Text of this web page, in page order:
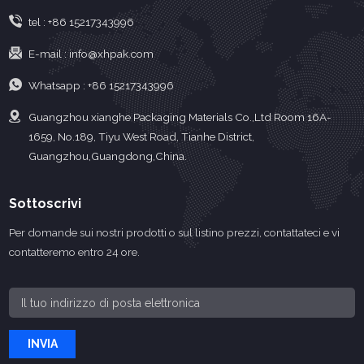
tonnel...
tel : +86 15217343996
E-mail :info@xhpak.com
Whatsapp : +86 15217343996
Guangzhou xianghe Packaging Materials Co.,Ltd Room 16A-
1659, No.189, Tiyu West Road, Tianhe District,
Guangzhou,Guangdong,China.
Sottoscrivi
Per domande sui nostri prodotti o sul listino prezzi, contattateci e vi
contatteremo entro 24 ore.
INVIA